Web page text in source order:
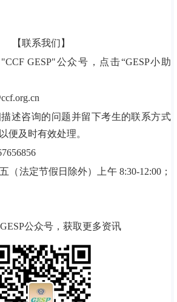
【联系我们】
GESP"公众号，点击“GESP小助
述咨询的问题并留下考生的联系方式
便及时有效处理。
（法定节假日除外）上午 8:30-12:00；
公众号，获取更多资讯